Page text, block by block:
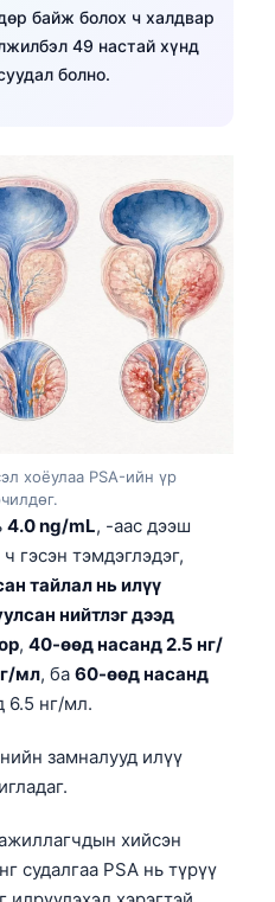
байж болох ч халдвар
49 настай хүнд
болно.
хоёулаа PSA-ийн үр
4.0 ng/mL, -аас дээш
гэсэн тэмдэглэдэг,
тайлал нь илүү
нийтлэг дээд
, 40-өөд насанд 2.5 нг/
мл, ба 60-өөд насанд
6.5 нг/мл.
замналууд илүү
хийсэн
судалгаа PSA нь түрүү